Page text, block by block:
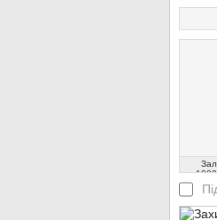
1000